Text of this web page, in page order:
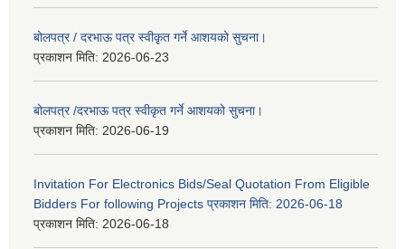
बोलपत्र / दरभाऊ पत्र स्वीकृत गर्ने आशयको सुचना।
प्रकाशन मिति: 2026-06-23
बोलपत्र /दरभाऊ पत्र स्वीकृत गर्ने आशयको सुचना।
प्रकाशन मिति: 2026-06-19
Invitation For Electronics Bids/Seal Quotation From Eligible
Bidders For following Projects प्रकाशन मिति: 2026-06-18
प्रकाशन मिति: 2026-06-18